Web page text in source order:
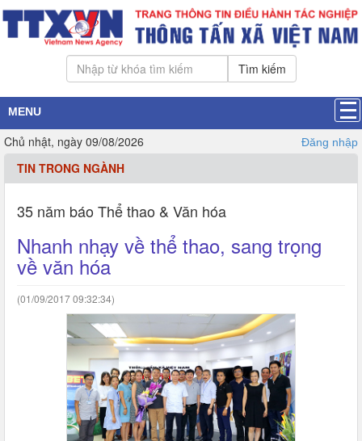
Tìm kiếm
MENU
Chủ nhật, ngày 09/08/2026 Đăng nhập
TIN TRONG NGÀNH
35 năm báo Thể thao & Văn hóa
Nhanh nhạy về thể thao, sang trọng
về văn hóa
(01/09/2017 09:32:34)